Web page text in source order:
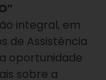
integral, em
de Assistência
oportunidade
sobre a